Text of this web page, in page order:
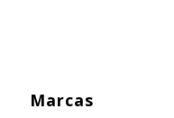
Marcas